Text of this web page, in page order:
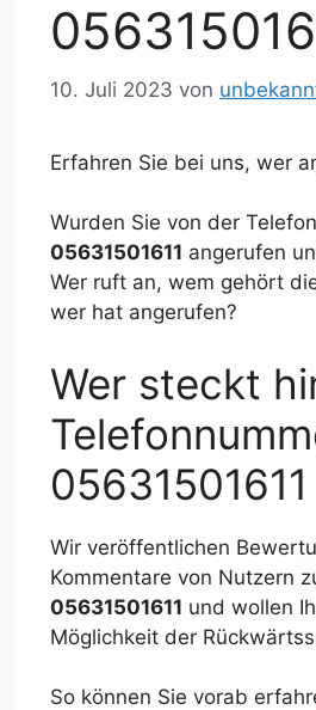
10. Juli 2023 von
Erfahren Sie bei uns, wer
Wurden Sie von der
05631501611 angerufen
Wer ruft an, wem gehört
wer hat angerufen?
Wer steckt
05631501611
Wir veröffentlichen
Kommentare von Nutzern
05631501611 und wollen
Möglichkeit der
So können Sie vorab